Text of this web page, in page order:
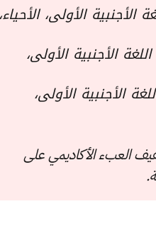
الأجنبية الأولى،
الأجنبية الأولى،
الأجنبية الأولى،
العبء الأكاديمي على